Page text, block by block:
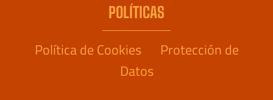
POLÍTICAS
Política de Cookies
Protección de
Datos